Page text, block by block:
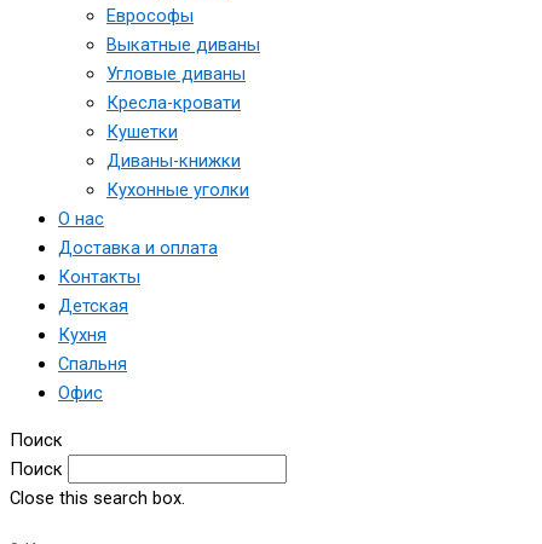
Еврософы
Выкатные диваны
Угловые диваны
Кресла-кровати
Кушетки
Диваны-книжки
Кухонные уголки
О нас
Доставка и оплата
Контакты
Детская
Кухня
Спальня
Офис
Поиск
Поиск
Close this search box.